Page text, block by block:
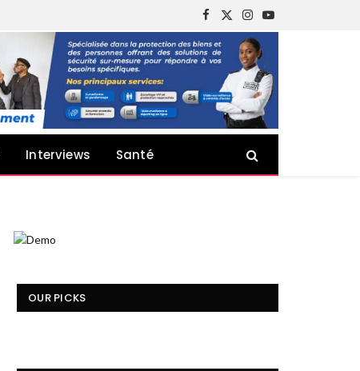
Facebook
X
(Twitter)
Instagram
YouTube
Interviews Santé
OUR PICKS